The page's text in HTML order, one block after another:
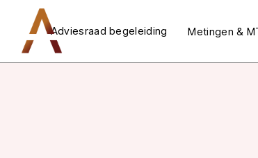
Adviesraad begeleiding Metingen &